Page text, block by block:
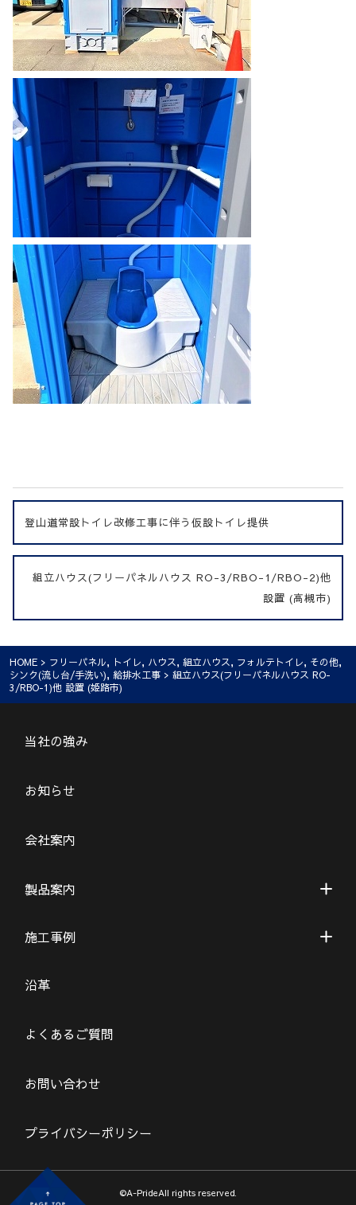
登山道常設トイレ改修工事に伴う仮設トイレ提供
組立ハウス(フリーパネルハウス RO-3/RBO-1/RBO-2)他
設置 (高槻市)
HOME > フリーパネル, トイレ, ハウス, 組立ハウス, フォルテトイレ, その他,
シンク(流し台/手洗い), 給排水工事 > 組立ハウス(フリーパネルハウス RO-
3/RBO-1)他 設置 (姫路市)
当社の強み
お知らせ
会社案内
製品案内
施工事例
沿革
よくあるご質問
お問い合わせ
プライバシーポリシー
©A-PrideAll rights reserved.